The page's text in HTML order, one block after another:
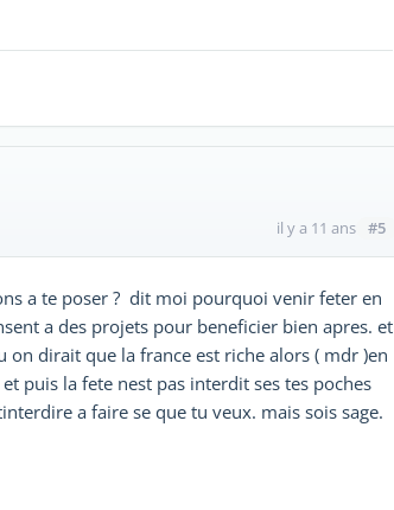
il y a 11 ans #5
a te poser ? dit moi pourquoi venir feter en
a des projets pour beneficier bien apres. et
dirait que la france est riche alors ( mdr )en
puis la fete nest pas interdit ses tes poches
a faire se que tu veux. mais sois sage.